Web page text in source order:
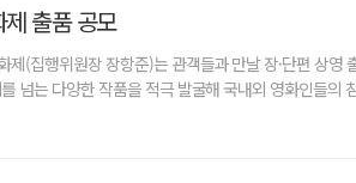
출품 공모
제(집행위원장 장항준)는 관객들과 만날 장·단편 상영
넘는 다양한 작품을 적극 발굴해 국내외 영화인들의